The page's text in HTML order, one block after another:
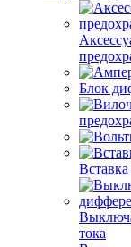
Блок
тока